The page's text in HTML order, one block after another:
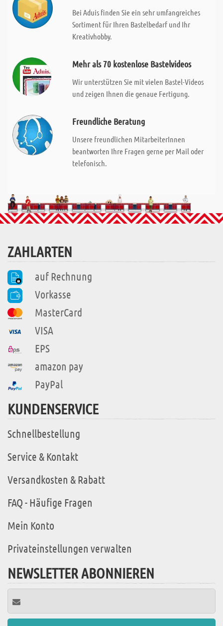
Bei Aduis finden Sie ein sehr umfangreiches
Sortiment für Ihren Bastelbedarf und Ihr
Kreativhobby.
Mehr als 70 kostenlose Bastelvideos
Wir unterstützen Sie mit vielen Bastel-Videos
und zeigen Ihnen die genaue Fertigung.
Freundliche Beratung
Unsere freundlichen MitarbeiterInnen
beantworten Ihre Fragen gerne per Mail oder
telefonisch.
ZAHLARTEN
auf Rechnung
Vorkasse
MasterCard
VISA
EPS
amazon pay
PayPal
KUNDENSERVICE
Schnellbestellung
Service & Kontakt
Versandkosten & Rabatt
FAQ - Häufige Fragen
Mein Konto
Privateinstellungen verwalten
NEWSLETTER ABONNIEREN